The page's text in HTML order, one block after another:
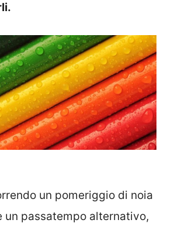
un pomeriggio di noia
un passatempo alternativo,